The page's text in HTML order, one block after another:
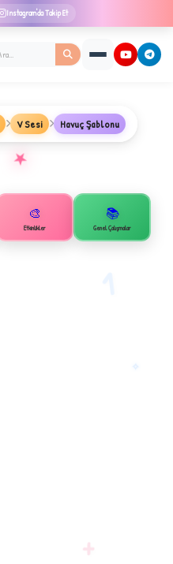
Instagram'da Takip Et
★
✧
V Sesi Havuç Şablonu
🎨
Etkinlikler
📚
Genel Çalışmalar
+